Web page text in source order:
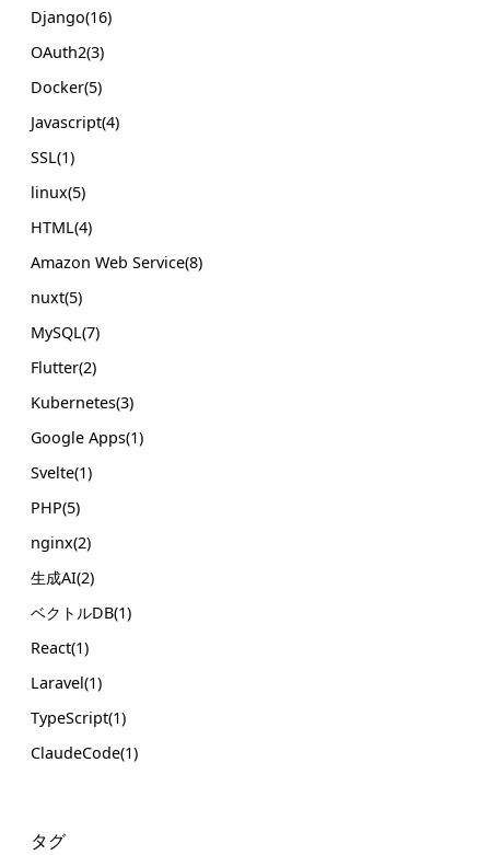
Django(16)
OAuth2(3)
Docker(5)
Javascript(4)
SSL(1)
linux(5)
HTML(4)
Amazon Web Service(8)
nuxt(5)
MySQL(7)
Flutter(2)
Kubernetes(3)
Google Apps(1)
Svelte(1)
PHP(5)
nginx(2)
生成AI(2)
ベクトルDB(1)
React(1)
Laravel(1)
TypeScript(1)
ClaudeCode(1)
タグ